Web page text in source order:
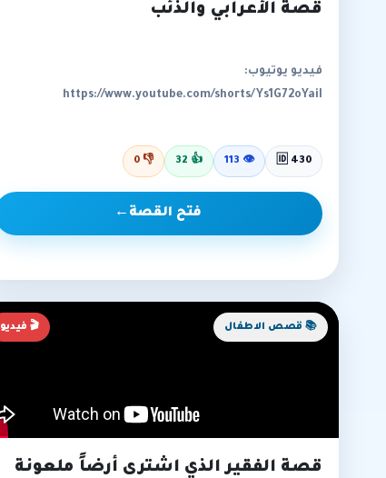
قصة الأعرابي والذئب
فيديو يوتيوب:
https://www.youtube.com/shorts/Ys1G72oYaiI
🆔 430
👁
113
👍
32
👎
0
فتح القصة ←
🎬 فيديو 📚 قصص الاطفال
قصة الفقير الذي اشترى أرضاً ملعونة